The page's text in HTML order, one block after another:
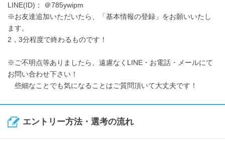
LINE(ID)： ＠785ywipm
※お友達追加いただいたら、「基本情報の登録」をお願いいたし
ます。
2，3分程度で終わるものです！
※ご不明点等ありましたら、遠慮なくLINE・お電話・メールにて
お問い合わせ下さい！
些細なことでも気になることはご質問頂いて大丈夫です！
エントリー方法・選考の流れ